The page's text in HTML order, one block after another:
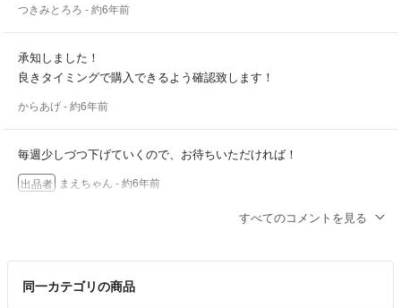
つきみとろろ - 約6年前
承知しました！
良きタイミングで購入できるよう確認致します！
からあげ- 約6年前
毎週少しづつ下げていくので、お待ちいただければ！
出品者 まえちゃん - 約6年前
すべてのコメントを見る
同一カテゴリの商品